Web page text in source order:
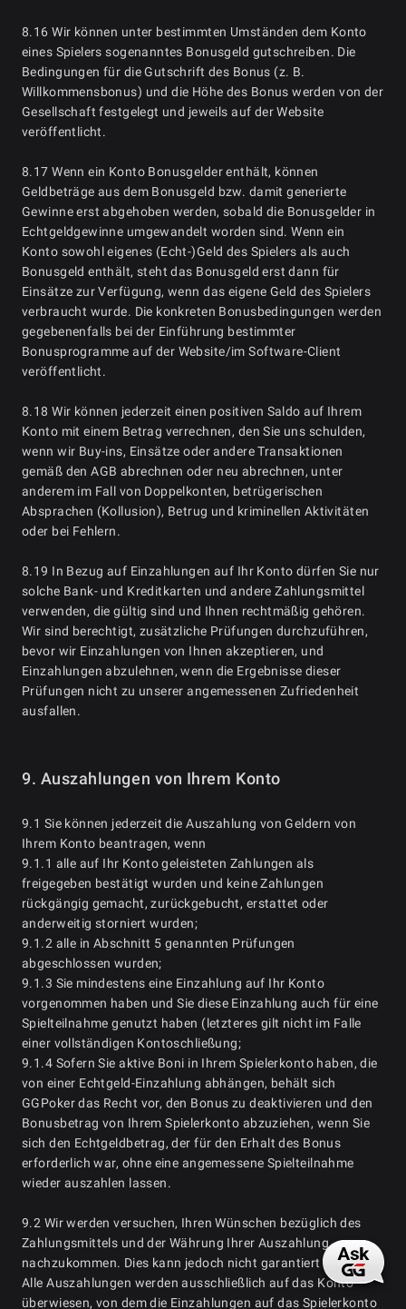
8.16 Wir können unter bestimmten Umständen dem Konto
eines Spielers sogenanntes Bonusgeld gutschreiben. Die
Bedingungen für die Gutschrift des Bonus (z. B.
Willkommensbonus) und die Höhe des Bonus werden von der
Gesellschaft festgelegt und jeweils auf der Website
veröffentlicht.
8.17 Wenn ein Konto Bonusgelder enthält, können
Geldbeträge aus dem Bonusgeld bzw. damit generierte
Gewinne erst abgehoben werden, sobald die Bonusgelder in
Echtgeldgewinne umgewandelt worden sind. Wenn ein
Konto sowohl eigenes (Echt-)Geld des Spielers als auch
Bonusgeld enthält, steht das Bonusgeld erst dann für
Einsätze zur Verfügung, wenn das eigene Geld des Spielers
verbraucht wurde. Die konkreten Bonusbedingungen werden
gegebenenfalls bei der Einführung bestimmter
Bonusprogramme auf der Website/im Software-Client
veröffentlicht.
8.18 Wir können jederzeit einen positiven Saldo auf Ihrem
Konto mit einem Betrag verrechnen, den Sie uns schulden,
wenn wir Buy-ins, Einsätze oder andere Transaktionen
gemäß den AGB abrechnen oder neu abrechnen, unter
anderem im Fall von Doppelkonten, betrügerischen
Absprachen (Kollusion), Betrug und kriminellen Aktivitäten
oder bei Fehlern.
8.19 In Bezug auf Einzahlungen auf Ihr Konto dürfen Sie nur
solche Bank- und Kreditkarten und andere Zahlungsmittel
verwenden, die gültig sind und Ihnen rechtmäßig gehören.
Wir sind berechtigt, zusätzliche Prüfungen durchzuführen,
bevor wir Einzahlungen von Ihnen akzeptieren, und
Einzahlungen abzulehnen, wenn die Ergebnisse dieser
Prüfungen nicht zu unserer angemessenen Zufriedenheit
ausfallen.
9. Auszahlungen von Ihrem Konto
9.1 Sie können jederzeit die Auszahlung von Geldern von
Ihrem Konto beantragen, wenn
9.1.1 alle auf Ihr Konto geleisteten Zahlungen als
freigegeben bestätigt wurden und keine Zahlungen
rückgängig gemacht, zurückgebucht, erstattet oder
anderweitig storniert wurden;
9.1.2 alle in Abschnitt 5 genannten Prüfungen
abgeschlossen wurden;
9.1.3 Sie mindestens eine Einzahlung auf Ihr Konto
vorgenommen haben und Sie diese Einzahlung auch für eine
Spielteilnahme genutzt haben (letzteres gilt nicht im Falle
einer vollständigen Kontoschließung;
9.1.4 Sofern Sie aktive Boni in Ihrem Spielerkonto haben, die
von einer Echtgeld-Einzahlung abhängen, behält sich
GGPoker das Recht vor, den Bonus zu deaktivieren und den
Bonusbetrag von Ihrem Spielerkonto abzuziehen, wenn Sie
sich den Echtgeldbetrag, der für den Erhalt des Bonus
erforderlich war, ohne eine angemessene Spielteilnahme
wieder auszahlen lassen.
9.2 Wir werden versuchen, Ihren Wünschen bezüglich des
Zahlungsmittels und der Währung Ihrer Auszahlung
nachzukommen. Dies kann jedoch nicht garantiert werden.
Alle Auszahlungen werden ausschließlich auf das Konto
überwiesen, von dem die Einzahlungen auf das Spielerkonto